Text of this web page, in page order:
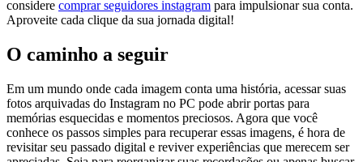
considere comprar seguidores instagram para impulsionar⁣ sua conta.
Aproveite cada clique da sua jornada digital!
O caminho a seguir
Em um mundo onde cada imagem ⁤conta uma‌ história, acessar suas
fotos arquivadas do Instagram no ⁤PC pode ​abrir portas​ para
memórias esquecidas e‍ momentos⁤ preciosos. Agora que⁤ você
conhece os passos simples ⁢para‌ recuperar‌ essas imagens, ​é⁣ hora de​
revisitar seu passado⁣ digital e reviver experiências que merecem ser